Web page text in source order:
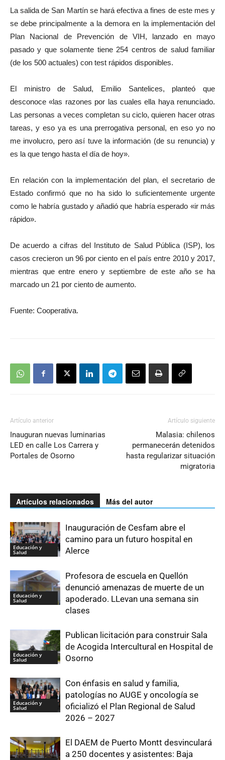
La salida de San Martín se hará efectiva a fines de este mes y
se debe principalmente a la demora en la implementación del
Plan Nacional de Prevención de VIH, lanzado en mayo
pasado y que solamente tiene 254 centros de salud familiar
(de los 500 actuales) con test rápidos disponibles.
El ministro de Salud, Emilio Santelices, planteó que
desconoce «las razones por las cuales ella haya renunciado.
Las personas a veces completan su ciclo, quieren hacer otras
tareas, y eso ya es una prerrogativa personal, en eso yo no
me involucro, pero así tuve la información (de su renuncia) y
es la que tengo hasta el día de hoy».
En relación con la implementación del plan, el secretario de
Estado confirmó que no ha sido lo suficientemente urgente
como le habría gustado y añadió que habría esperado «ir más
rápido».
De acuerdo a cifras del Instituto de Salud Pública (ISP), los
casos crecieron un 96 por ciento en el país entre 2010 y 2017,
mientras que entre enero y septiembre de este año se ha
marcado un 21 por ciento de aumento.
Fuente: Cooperativa.
Artículo anterior
Inauguran nuevas luminarias
LED en calle Los Carrera y
Portales de Osorno
Artículo siguiente
Malasia: chilenos
permanecerán detenidos
hasta regularizar situación
migratoria
Artículos relacionados Más del autor
Educación y
Salud
Inauguración de Cesfam abre el
camino para un futuro hospital en
Alerce
Educación y
Salud
Profesora de escuela en Quellón
denunció amenazas de muerte de un
apoderado. LLevan una semana sin
clases
Educación y
Salud
Publican licitación para construir Sala
de Acogida Intercultural en Hospital de
Osorno
Educación y
Salud
Con énfasis en salud y familia,
patologías no AUGE y oncología se
oficializó el Plan Regional de Salud
2026 – 2027
El DAEM de Puerto Montt desvinculará
a 250 docentes y asistentes: Baja